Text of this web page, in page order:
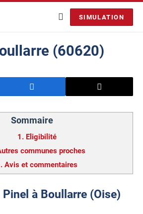
SIMULATION
(60620)
Sommaire
1. Eligibilité
communes proches
Avis et commentaires
à Boullarre (Oise)